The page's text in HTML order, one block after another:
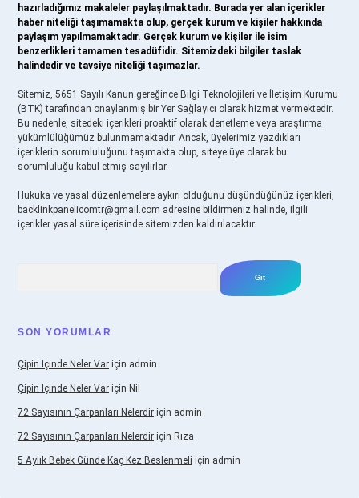
hazırladığımız makaleler paylaşılmaktadır. Burada yer alan içerikler
haber niteliği taşımamakta olup, gerçek kurum ve kişiler hakkında
paylaşım yapılmamaktadır. Gerçek kurum ve kişiler ile isim
benzerlikleri tamamen tesadüfidir. Sitemizdeki bilgiler taslak
halindedir ve tavsiye niteliği taşımazlar.
Sitemiz, 5651 Sayılı Kanun gereğince Bilgi Teknolojileri ve İletişim Kurumu
(BTK) tarafından onaylanmış bir Yer Sağlayıcı olarak hizmet vermektedir.
Bu nedenle, sitedeki içerikleri proaktif olarak denetleme veya araştırma
yükümlülüğümüz bulunmamaktadır. Ancak, üyelerimiz yazdıkları
içeriklerin sorumluluğunu taşımakta olup, siteye üye olarak bu
sorumluluğu kabul etmiş sayılırlar.
Hukuka ve yasal düzenlemelere aykırı olduğunu düşündüğünüz içerikleri,
backlinkpanelicomtr@gmail.com adresine bildirmeniz halinde, ilgili
içerikler yasal süre içerisinde sitemizden kaldırılacaktır.
SON YORUMLAR
Çipin Içinde Neler Var için admin
Çipin Içinde Neler Var için Nil
72 Sayısının Çarpanları Nelerdir için admin
72 Sayısının Çarpanları Nelerdir için Rıza
5 Aylık Bebek Günde Kaç Kez Beslenmeli için admin